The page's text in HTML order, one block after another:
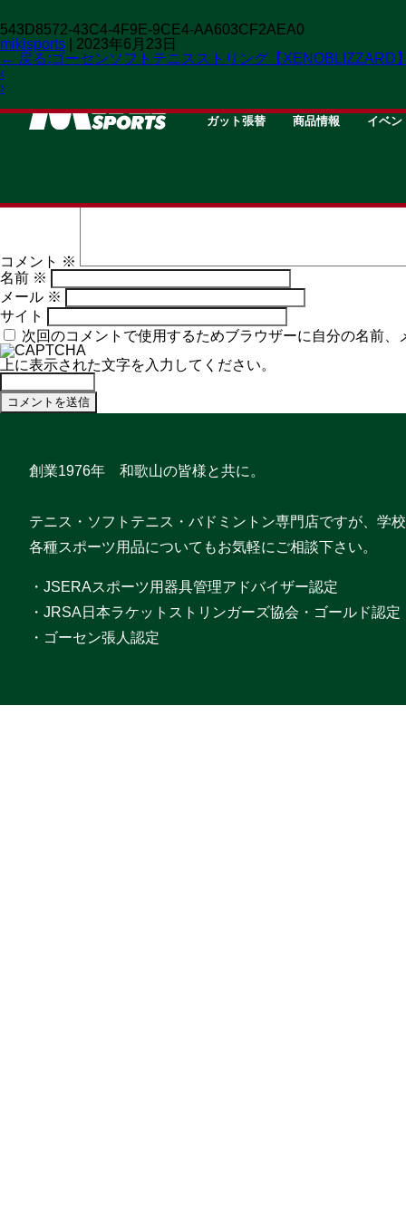
ガット張替 商品情報 イベン
543D8572-43C4-4F9E-9CE4-AA603CF2AEA0
mikisports
2023年6月23日
← 戻る:ゴーセンソフトテニスストリング【XENOBLIZZARD
‹
›
コメントを残す
コメント ※
名前 ※
メール ※
サイト
次回のコメントで使用するためブラウザーに自分の名前
上に表示された文字を入力してください。
創業1976年 和歌山の皆様と共に。
テニス・ソフトテニス・バドミントン専門店ですが、学
各種スポーツ用品についてもお気軽にご相談下さい。
・JSERAスポーツ用器具管理アドバイザー認定
・JRSA日本ラケットストリンガーズ協会・ゴールド認定
・ゴーセン張人認定